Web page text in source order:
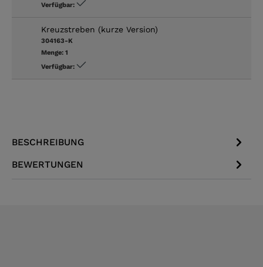
Verfügbar:
Kreuzstreben (kurze Version)
304163-K
Menge: 1
Verfügbar:
BESCHREIBUNG
BEWERTUNGEN